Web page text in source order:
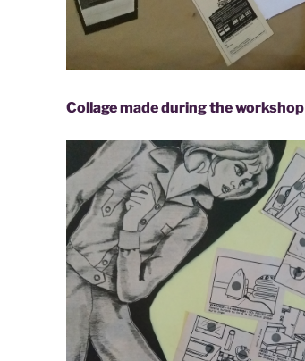
Collage made during the workshop